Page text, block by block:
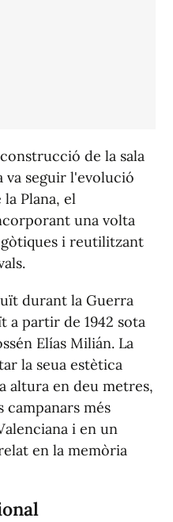
de la sala
va seguir l'evolució
Plana, el
una volta
i reutilitzant
durant la Guerra
a partir de 1942 sota
Elías Milián. La
la seua estètica
altura en deu metres,
més
i en un
en la memòria